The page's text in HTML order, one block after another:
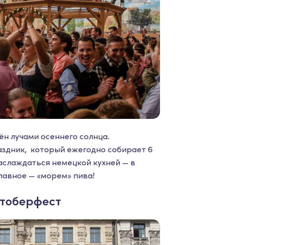
лучами осеннего солнца.
который ежегодно собирает 6
немецкой кухней — в
— «морем» пива!